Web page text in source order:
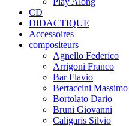
CD
DIDACTIQUE
Accessoires
compositeurs
Agnello Federico
Arrigoni Franco
Bar Flavio
Bertaccini Massimo
Bortolato Dario
Bruni Giovanni
Caligaris Silvio